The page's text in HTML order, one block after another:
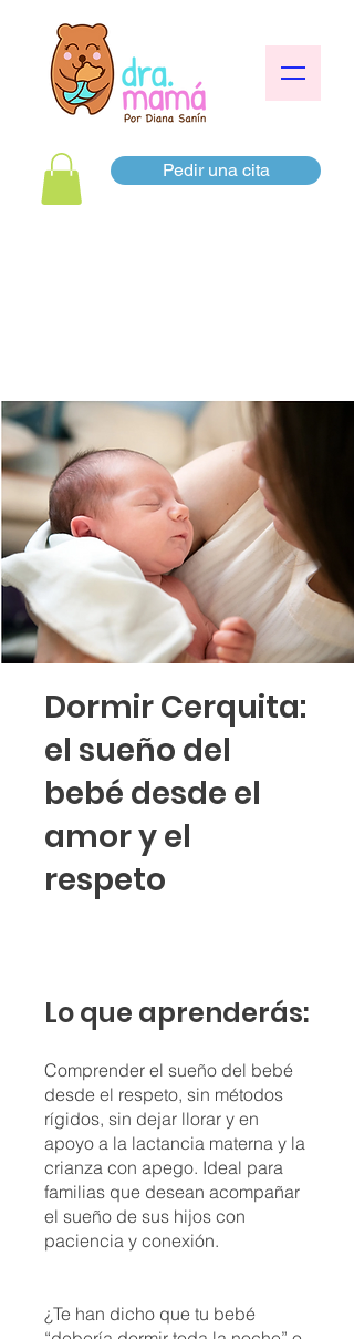
Pedir una cita
Dormir Cerquita:
el sueño del
bebé desde el
amor y el
respeto
Lo que aprenderás:
Comprender el sueño del bebé
desde el respeto, sin métodos
rígidos, sin dejar llorar y en
apoyo a la lactancia materna y la
crianza con apego. Ideal para
familias que desean acompañar
el sueño de sus hijos con
paciencia y conexión.
¿Te han dicho que tu bebé